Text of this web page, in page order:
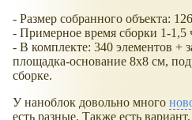
- Размер собранного объекта:
- Примерное время сборки 1-1,5
- В комплекте: 340 элементов +
площадка-основание 8x8 см,
сборке.
У наноблок довольно много
есть разные. Также есть